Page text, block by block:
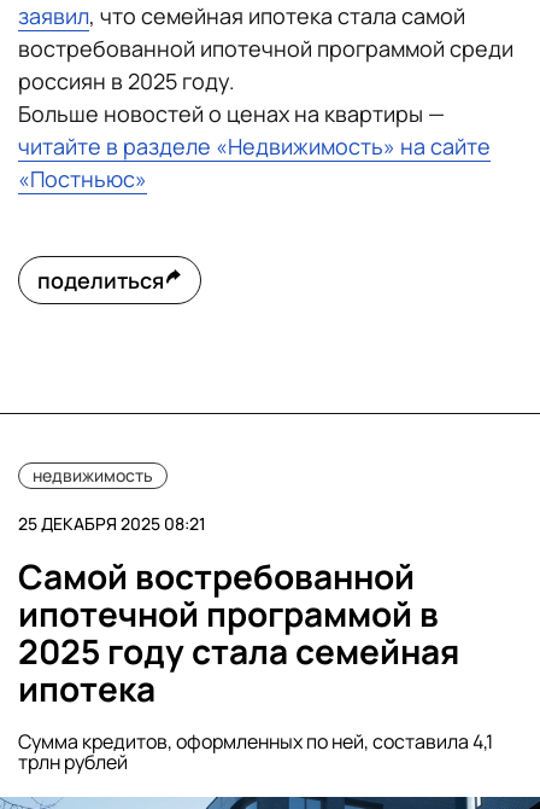
заявил, что семейная ипотека стала самой
востребованной ипотечной программой среди
россиян в 2025 году.
Больше новостей о ценах на квартиры —
читайте в разделе «Недвижимость» на сайте
«Постньюс»
поделиться
недвижимость
25 ДЕКАБРЯ 2025 08:21
Самой востребованной
ипотечной программой в
2025 году стала семейная
ипотека
Сумма кредитов, оформленных по ней, составила 4,1
трлн рублей